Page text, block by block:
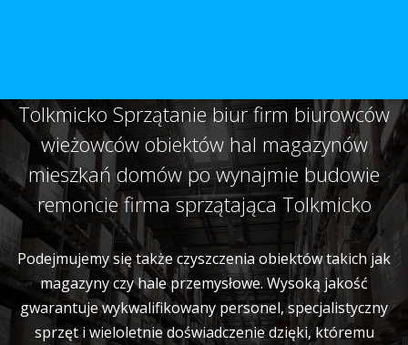
Tolkmicko Sprzątanie biur firm biurowców
wieżowców obiektów hal magazynów
mieszkań domów po wynajmie budowie
remoncie firma sprzątająca Tolkmicko
Podejmujemy się także czyszczenia obiektów takich jak
magazyny czy hale przemysłowe. Wysoką jakość
gwarantuje wykwalifikowany personel, specjalistyczny
sprzęt i wieloletnie doświadczenie dzięki, któremu